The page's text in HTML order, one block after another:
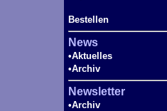
Bestellen
News
•Aktuelles
•Archiv
Newsletter
•Archiv